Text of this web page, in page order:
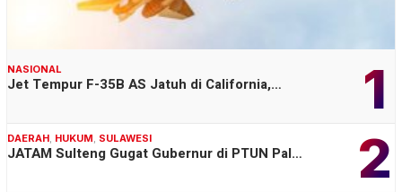
1
NASIONAL
Jet Tempur F-35B AS Jatuh di California,…
2
DAERAH, HUKUM, SULAWESI
JATAM Sulteng Gugat Gubernur di PTUN Pal…